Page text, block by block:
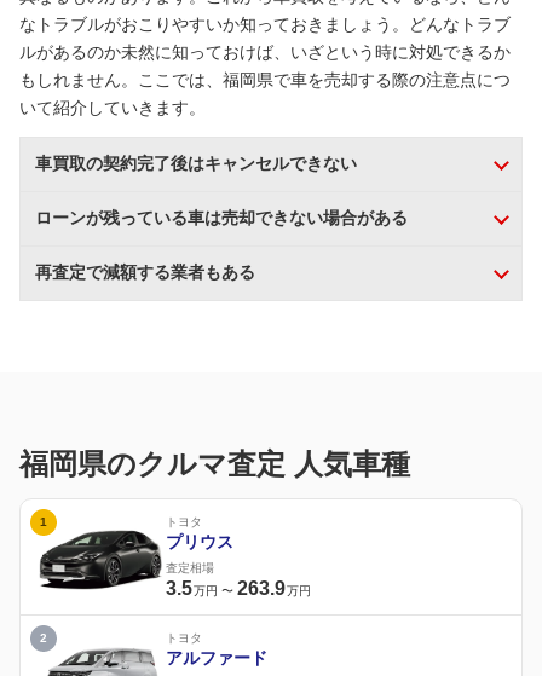
なトラブルがおこりやすいか知っておきましょう。どんなトラブ
ルがあるのか未然に知っておけば、いざという時に対処できるか
もしれません。ここでは、福岡県で車を売却する際の注意点につ
いて紹介していきます。
車買取の契約完了後はキャンセルできない
ローンが残っている車は売却できない場合がある
再査定で減額する業者もある
福岡県のクルマ査定 人気車種
1 トヨタ
プリウス
査定相場
3.5万円 〜 263.9万円
2 トヨタ
アルファード